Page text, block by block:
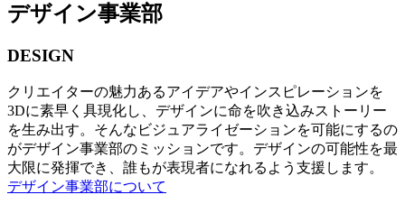
デザイン事業部
DESIGN
クリエイターの魅力あるアイデアやインスピレーションを
3Dに素早く具現化し、デザインに命を吹き込みストーリー
を生み出す。そんなビジュアライゼーションを可能にするの
がデザイン事業部のミッションです。デザインの可能性を最
大限に発揮でき、誰もが表現者になれるよう支援します。
デザイン事業部について